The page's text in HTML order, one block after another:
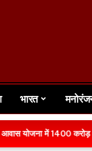
भारत
योजना में 1400 करोड़